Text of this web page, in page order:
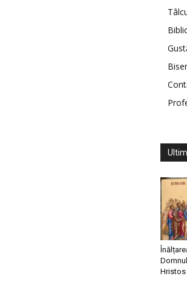
Hristos